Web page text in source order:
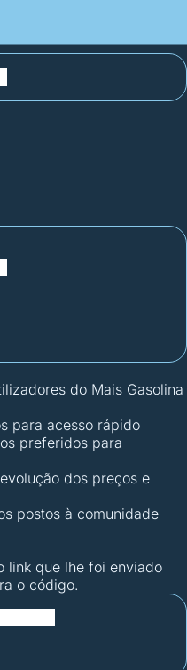
do Mais Gasolina
para acesso rápido
preferidos para
dos preços e
postos à comunidade
link que lhe foi enviado
o código.